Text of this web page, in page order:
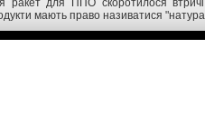
ракет для ППО скоротилося
мають право називатися